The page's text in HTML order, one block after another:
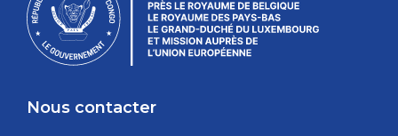
Nous contacter